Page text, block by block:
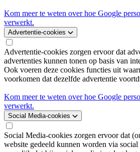
Kom meer te weten over hoe Google
verwerkt.
Advertentie-cookies
Advertentie-cookies zorgen ervoor dat
advertenties kunnen tonen op basis van
Ook voeren deze cookies functies uit
voorkomen dat dezelfde advertentie
Kom meer te weten over hoe Google
verwerkt.
Social Media-cookies
Social Media-cookies zorgen ervoor dat
website gedeeld kunnen worden via